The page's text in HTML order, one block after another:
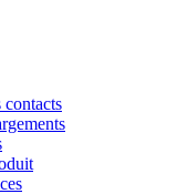
contacts